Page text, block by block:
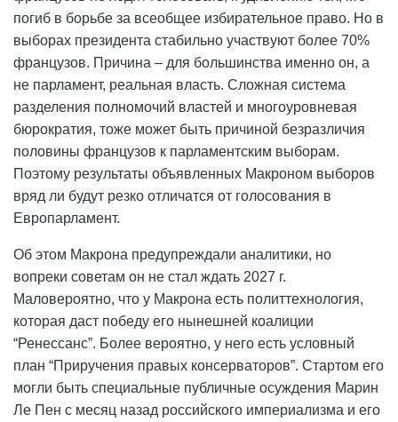
погиб в борьбе за всеобщее избирательное право. Но в
выборах президента стабильно участвуют более 70%
французов. Причина – для большинства именно он, а
не парламент, реальная власть. Сложная система
разделения полномочий властей и многоуровневая
бюрократия, тоже может быть причиной безразличия
половины французов к парламентским выборам.
Поэтому результаты объявленных Макроном выборов
вряд ли будут резко отличатся от голосования в
Европарламент.
Об этом Макрона предупреждали аналитики, но
вопреки советам он не стал ждать 2027 г.
Маловероятно, что у Макрона есть политтехнология,
которая даст победу его нынешней коалиции
“Ренессанс”. Более вероятно, у него есть условный
план “Приручения правых консерваторов”. Стартом его
могли быть специальные публичные осуждения Марин
Ле Пен с месяц назад российского империализма и его